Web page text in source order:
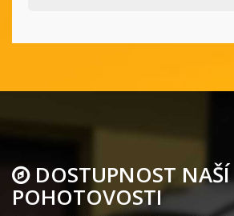
DOSTUPNOST NAŠÍ
POHOTOVOSTI